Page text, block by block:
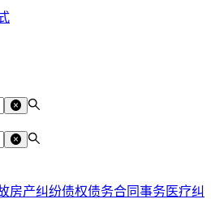
房产纠纷债权债务合同事务医疗纠